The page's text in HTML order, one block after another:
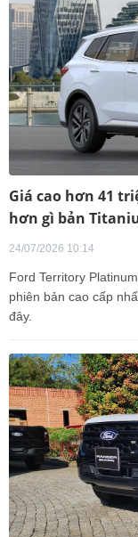
Giá cao hơn 41
hơn gì bản
24/07/2026 10:14
Ford Territory
phiên bản cao cấp
đây.